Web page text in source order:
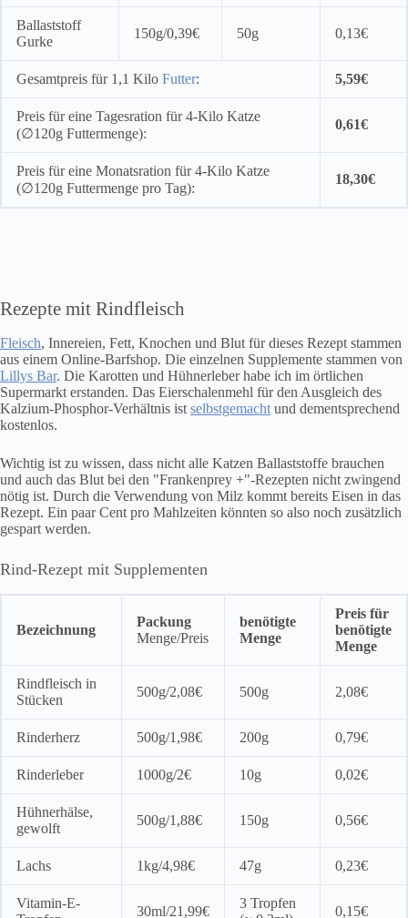
Ballaststoff
Gurke
150g/0,39€ 50g 0,13€
Gesamtpreis für 1,1 Kilo Futter: 5,59€
Preis für eine Tagesration für 4-Kilo Katze
(∅120g Futtermenge):
0,61€
Preis für eine Monatsration für 4-Kilo Katze
(∅120g Futtermenge pro Tag):
18,30€
Rezepte mit Rindfleisch
Fleisch, Innereien, Fett, Knochen und Blut für dieses Rezept stammen
aus einem Online-Barfshop. Die einzelnen Supplemente stammen von
Lillys Bar. Die Karotten und Hühnerleber habe ich im örtlichen
Supermarkt erstanden. Das Eierschalenmehl für den Ausgleich des
Kalzium-Phosphor-Verhältnis ist selbstgemacht und dementsprechend
kostenlos.
Wichtig ist zu wissen, dass nicht alle Katzen Ballaststoffe brauchen
und auch das Blut bei den "Frankenprey +"-Rezepten nicht zwingend
nötig ist. Durch die Verwendung von Milz kommt bereits Eisen in das
Rezept. Ein paar Cent pro Mahlzeiten könnten so also noch zusätzlich
gespart werden.
Rind-Rezept mit Supplementen
Bezeichnung
Packung
Menge/Preis
benötigte
Menge
Preis für
benötigte
Menge
Rindfleisch in
Stücken
500g/2,08€ 500g 2,08€
Rinderherz 500g/1,98€ 200g 0,79€
Rinderleber 1000g/2€ 10g 0,02€
Hühnerhälse,
gewolft
500g/1,88€ 150g 0,56€
Lachs 1kg/4,98€ 47g 0,23€
Vitamin-E-
30ml/21,99€
3 Tropfen
0,15€